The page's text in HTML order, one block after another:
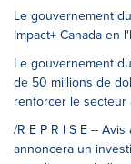
Le gouvernement
Impact+ Canada en
Le gouvernement
de 50 millions de
renforcer le secteur
/R E P R I S E --
annoncera un